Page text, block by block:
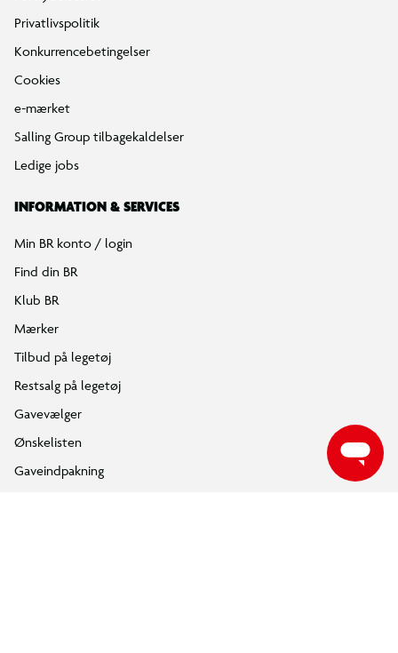
Gavevælger
Ønskelisten
Gaveindpakning
Katalog
Events
Click&Collect
Gavekort
Om BR
Følg BR på Facebook
Følg BR på Instagram
Følg BR på Youtube
ÅBNINGSTIDER